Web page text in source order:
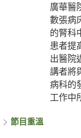
廣華醫
數張病
的腎科
患者提
出醫院
講者將
病科的
工作中
節目重溫